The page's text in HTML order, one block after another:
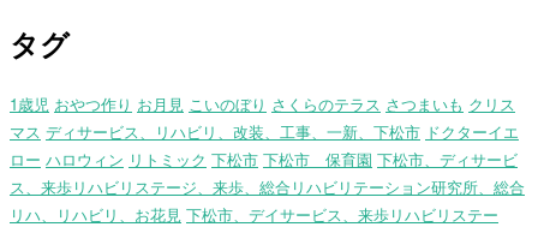
タグ
1歳児 おやつ作り お月見 こいのぼり さくらのテラス さつまいも クリス
マス ディサービス、リハビリ、改装、工事、一新、下松市 ドクターイエ
ロー ハロウィン リトミック 下松市 下松市 保育園 下松市、ディサービ
ス、来歩リハビリステージ、来歩、総合リハビリテーション研究所、総合
リハ、リハビリ、お花見 下松市、デイサービス、来歩リハビリステー